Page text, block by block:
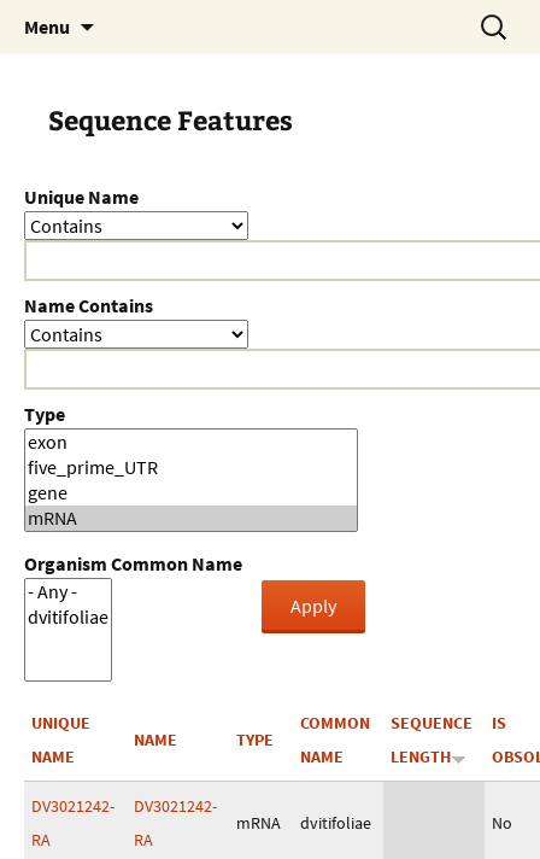
Menu
Search
for:
Sequence Features
Unique Name
Name Contains
Type
Organism Common Name
UNIQUE
NAME
NAME TYPE
COMMON
NAME
SEQUENCE
LENGTH
IS
DV3021242-
RA
DV3021242-
RA
mRNA dvitifoliae No